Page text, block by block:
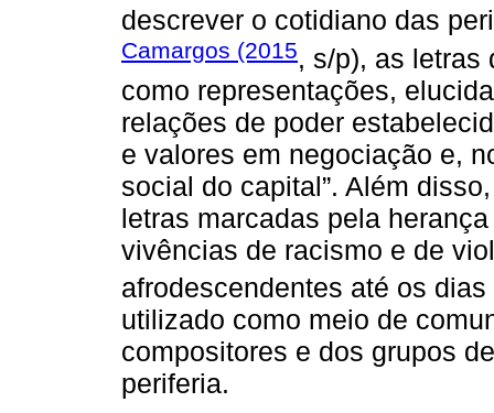
descrever o cotidiano das
Camargos (2015, s/p), as letras
como representações,
relações de poder
e valores em negociação e,
social do capital”. Além
letras marcadas pela
vivências de racismo e de
afrodescendentes até os dias
utilizado como meio de
compositores e dos grupos
periferia.